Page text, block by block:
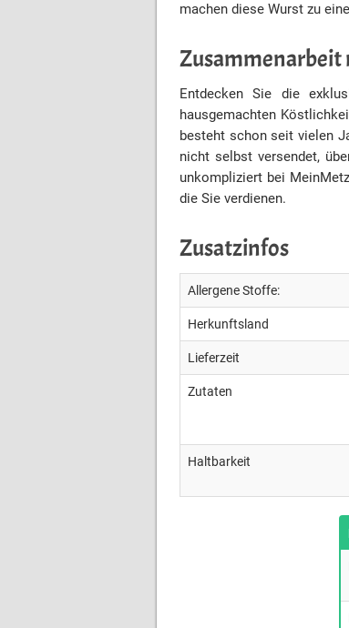
machen diese Wurst zu
Zusammenarbeit
Entdecken Sie die
hausgemachten
besteht schon seit vielen
nicht selbst versendet,
unkompliziert bei
die Sie verdienen.
Zusatzinfos
Allergene Stoffe:
Herkunftsland
Lieferzeit
Zutaten
Haltbarkeit